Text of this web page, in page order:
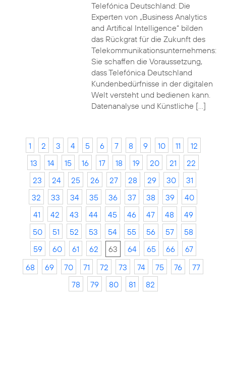
Telefónica Deutschland: Die
Experten von „Business Analytics
and Artifical Intelligence“ bilden
das Rückgrat für die Zukunft des
Telekommunikationsunternehmens:
Sie schaffen die Voraussetzung,
dass Telefónica Deutschland
Kundenbedürfnisse in der digitalen
Welt versteht und bedienen kann.
Datenanalyse und Künstliche […]
1 2 3 4 5 6 7 8 9 10 11
12
13
14 15 16 17 18 19 20 21
22
23
24 25 26 27 28 29 30
31
32
33 34 35 36 37 38 39
40
41
42 43 44 45 46 47 48
49
50
51 52 53 54 55 56 57
58
59
60 61 62 63 64 65 66
67
68
69 70 71 72 73 74 75 76
77
78
79 80 81 82